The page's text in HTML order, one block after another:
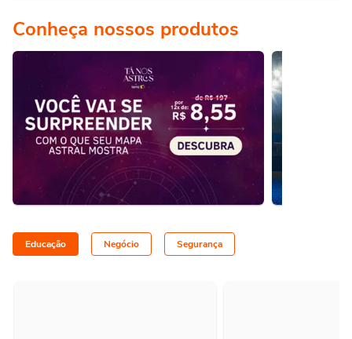
Conheça nossos produtos
Educação Negócio Segurança